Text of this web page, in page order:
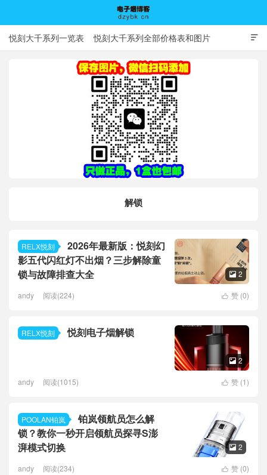
电子烟博客

悦刻大千系列一览表 悦刻大千系列全部价格表和图片
解锁
RELX悦刻
2026年最新版：悦刻幻
影五代闪红灯不出烟？三步解除童
锁与故障排查大全
 2
 赞 (0)
andy 阅读(224)
RELX悦刻 悦刻电子烟解锁
 2
 赞 (1)
andy 阅读(1015)
POOLAN铂岚
铂岚领航员怎么解
锁？教你一秒开启领航员探寻S澎
湃模式切换
 2
 赞 (0)
andy 阅读(234)